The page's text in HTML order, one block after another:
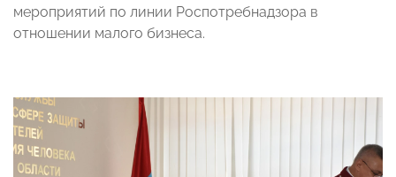
мероприятий по линии Роспотребнадзора в
отношении малого бизнеса.